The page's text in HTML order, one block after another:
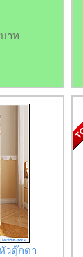
บาท
วตุ๊กตา